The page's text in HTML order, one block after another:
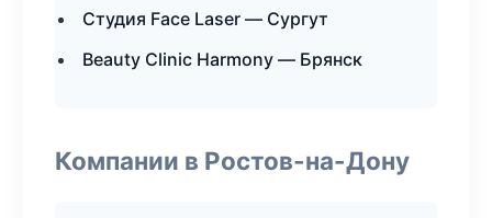
Студия Face Laser — Сургут
Beauty Clinic Harmony — Брянск
Компании в Ростов-на-Дону